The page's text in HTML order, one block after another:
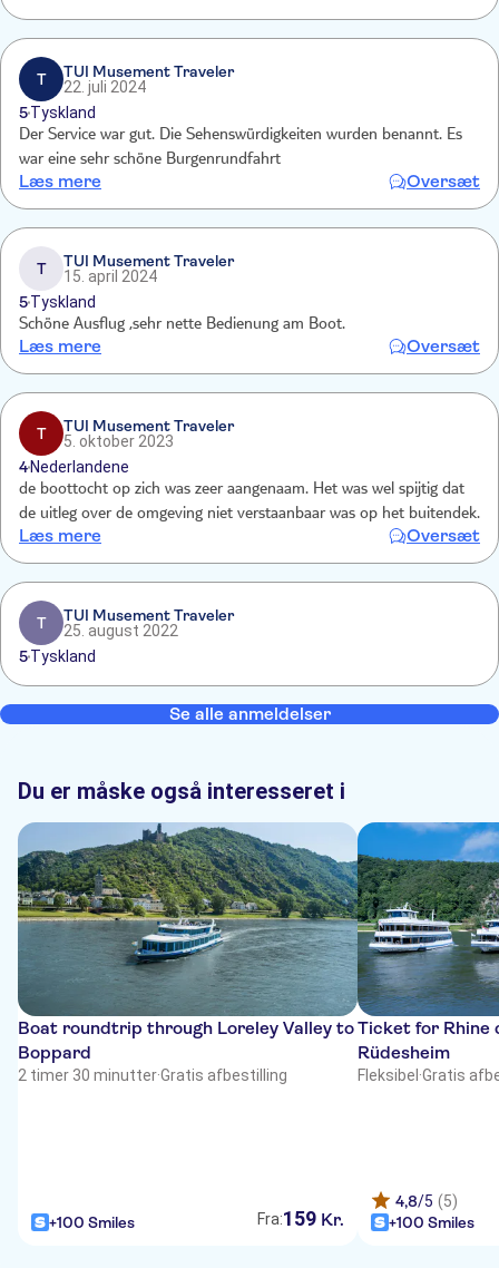
T
TUI Musement Traveler
22. juli 2024
5Tyskland
Der Service war gut. Die Sehenswürdigkeiten wurden benannt. Es
war eine sehr schöne Burgenrundfahrt
Læs mere Oversæt
T
TUI Musement Traveler
15. april 2024
5Tyskland
Schöne Ausflug ,sehr nette Bedienung am Boot.
Læs mere Oversæt
T
TUI Musement Traveler
5. oktober 2023
4 Nederlandene
de boottocht op zich was zeer aangenaam. Het was wel spijtig dat
de uitleg over de omgeving niet verstaanbaar was op het buitendek.
Læs mere Oversæt
T
TUI Musement Traveler
25. august 2022
5Tyskland
Se alle anmeldelser
Du er måske også interesseret i
Boat roundtrip through Loreley Valley to
Boppard
2 timer 30 minutter·Gratis afbestilling
+100 Smiles Fra:159 Kr.
Ticket for Rhine
Rüdesheim
Fleksibel ·Gratis
4,8/5 (5)
+100 Smiles